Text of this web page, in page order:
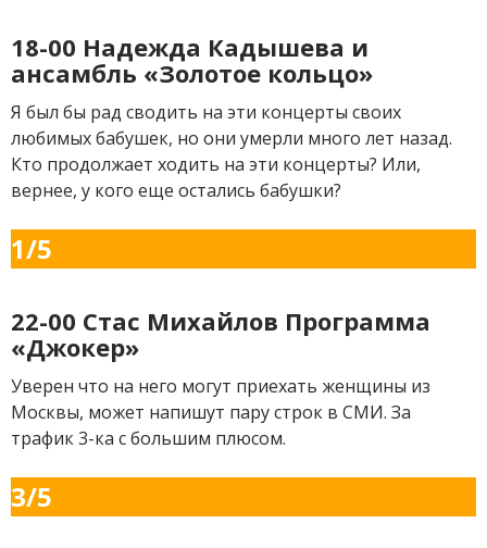
18-00 Надежда Кадышева и
ансамбль «Золотое кольцо»
Я был бы рад сводить на эти концерты своих
любимых бабушек, но они умерли много лет назад.
Кто продолжает ходить на эти концерты? Или,
вернее, у кого еще остались бабушки?
1/5
22-00 Стас Михайлов Программа
«Джокер»
Уверен что на него могут приехать женщины из
Москвы, может напишут пару строк в СМИ. За
трафик 3-ка с большим плюсом.
3/5